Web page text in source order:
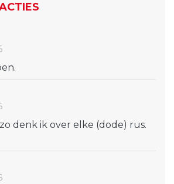
denk ik over elke (dode) rus.